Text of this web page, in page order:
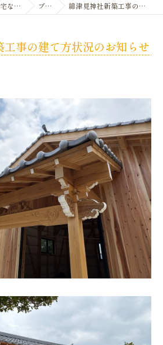
福岡県福岡市の注文住宅なら株式会社三宅工務店 ブログ 綿津見神社新築工事の建て方状況のお知らせ
工事の建て方状況のお知らせ